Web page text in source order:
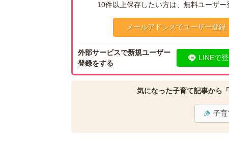
10件以上保存したい方は、無料ユーザ
メールアドレスでユーザー登録
外部サービスで新規ユーザー
登録をする
LINEで
気になった子育て記事から
子育